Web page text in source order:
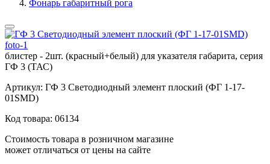
Фонарь габаритный рога
блистер - 2шт. (красный+белый) для указателя габарита, серия
ГФ 3 (ТАС)
Артикул: ГФ 3 Светодиодный элемент плоский (ФГ 1-17-
01SMD)
Код товара: 06134
Стоимость товара в розничном магазине
может отличаться от цены на сайте